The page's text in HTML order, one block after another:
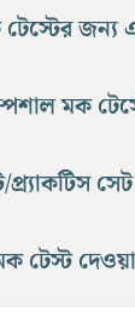
টেস্টের
মক
প্র্যাকটিস
টেস্ট